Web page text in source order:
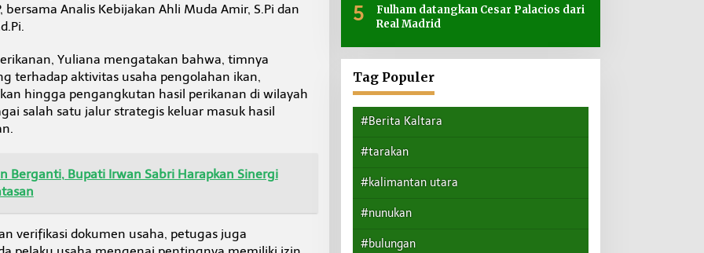
bersama Analis Kebijakan Ahli Muda Amir, S.Pi dan
Yuliana mengatakan bahwa, timnya
terhadap aktivitas usaha pengolahan ikan,
hingga pengangkutan hasil perikanan di wilayah
salah satu jalur strategis keluar masuk hasil
Berganti, Bupati Irwan Sabri Harapkan Sinergi
verifikasi dokumen usaha, petugas juga
5
Fulham datangkan Cesar Palacios dari
Real Madrid
Tag Populer
#Berita Kaltara
#tarakan
#kalimantan utara
#nunukan
#bulungan